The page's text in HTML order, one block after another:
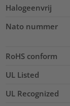
Halogeenvrij
Nato nummer
RoHS conform
UL Listed
UL Recognized